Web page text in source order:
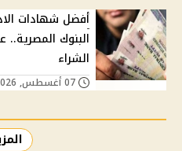
الشراء